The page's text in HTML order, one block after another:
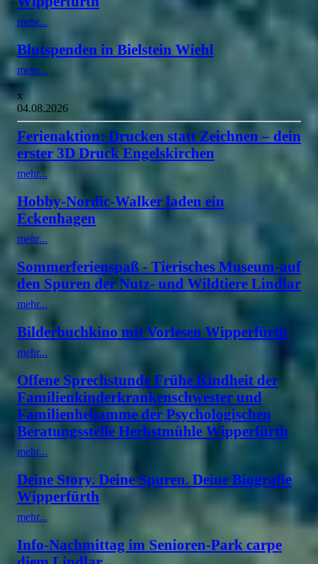
mehr...
Blutspenden in Bielstein Wiehl
mehr...
x
04.08.2026
Ferienaktion: Drucken statt Zeichnen – dein
erster 3D Druck Engelskirchen
mehr...
Hobby-Nordic-Walker laden ein
Eckenhagen
mehr...
Sommerferienspaß - Tierisches Museum-auf
den Spuren der Nutz- und Wildtiere Lindlar
mehr...
Bilderbuchkino mit Vorlesen Wipperfürth
mehr...
Offene Sprechstunde Frühe Kindheit der
Familienkinderkrankenschwester und
Familienhebamme der Psychologischen
Beratungsstelle Herbstmühle Wipperfürth
mehr...
Deine Story. Deine Spuren. Deine Biografie
Wipperfürth
mehr...
Info-Nachmittag im Senioren-Park carpe